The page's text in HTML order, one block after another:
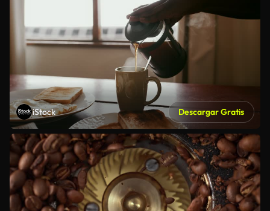
iStock Descargar Gratis